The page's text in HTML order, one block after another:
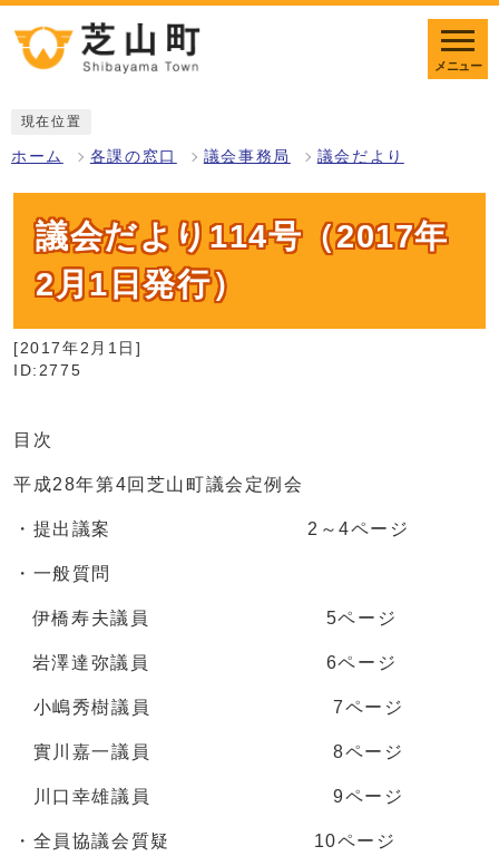
メニュー
現在位置
ホーム 各課の窓口 議会事務局 議会だより
議会だより114号（2017年
2月1日発行）
[2017年2月1日]
ID:2775
目次
平成28年第4回芝山町議会定例会
・提出議案 2～4ページ
・一般質問
伊橋寿夫議員 5ページ
岩澤達弥議員 6ページ
小嶋秀樹議員 7ページ
實川嘉一議員 8ページ
川口幸雄議員 9ページ
・全員協議会質疑 10ページ